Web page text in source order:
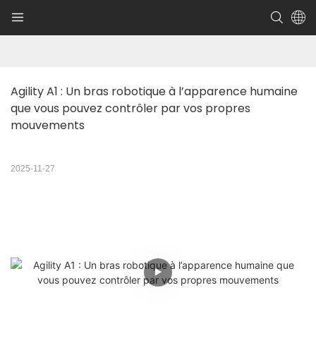
Agility A1 : Un bras robotique à l’apparence humaine
que vous pouvez contrôler par vos propres
mouvements
2025-11-27